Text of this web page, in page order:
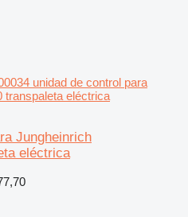
unidad de control para
transpaleta eléctrica
Jungheinrich
eléctrica